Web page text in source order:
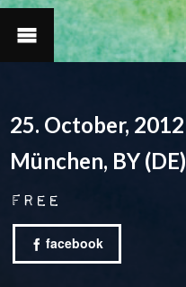
25. October, 2012
München, BY (DE)
Free
facebook